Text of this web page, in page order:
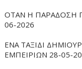
ΟΤΑΝ Η ΠΑΡΑΔΟΣΗ
06-2026
ΕΝΑ ΤΑΞΙΔΙ
ΕΜΠΕΙΡΙΩΝ 28-05-